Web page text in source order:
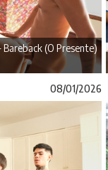
(O Presente)
08/01/2026